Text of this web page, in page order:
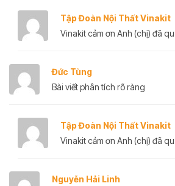
Tập Đoàn Nội Thất Vinakit
Vinakit cảm ơn Anh (chị) đã
Đức Tùng
Bài viết phân tích rõ ràng
Tập Đoàn Nội Thất Vinakit
Vinakit cảm ơn Anh (chị) đã
Nguyễn Hải Linh